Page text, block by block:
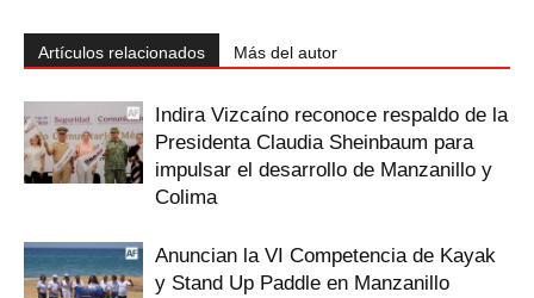
Artículos relacionados Más del autor
Indira Vizcaíno reconoce respaldo de la
Presidenta Claudia Sheinbaum para
impulsar el desarrollo de Manzanillo y
Colima
Anuncian la VI Competencia de Kayak
y Stand Up Paddle en Manzanillo